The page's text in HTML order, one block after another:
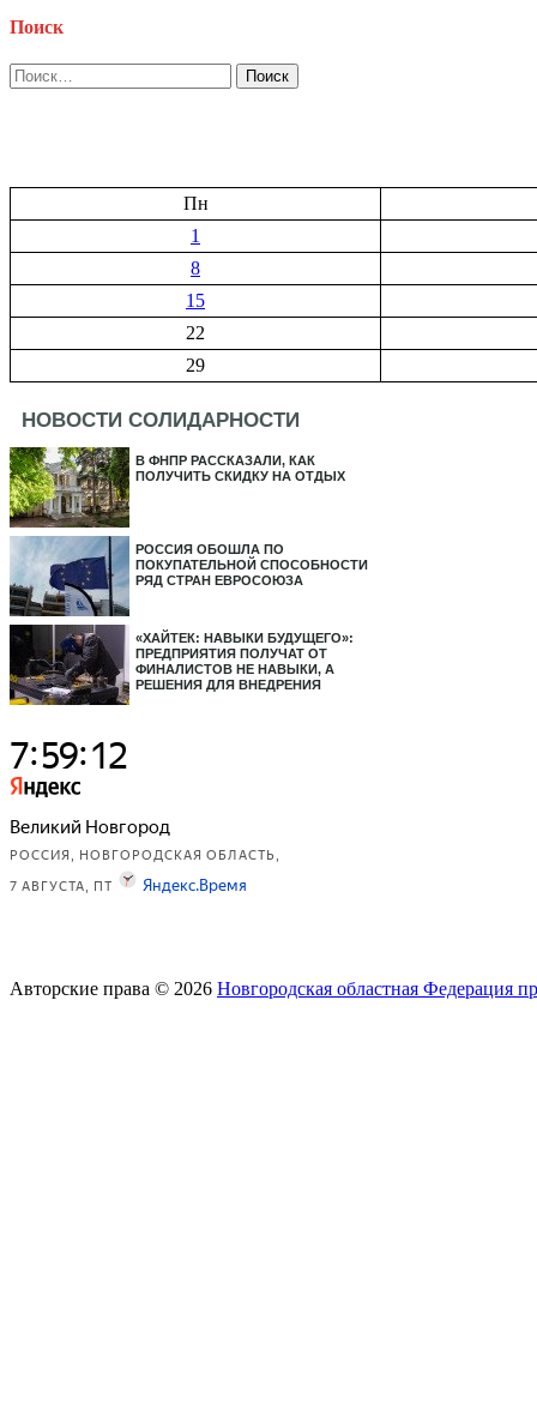
Поиск
Найти:
Пн
1
8
15
22
29
НОВОСТИ СОЛИДАРНОСТИ
В ФНПР РАССКАЗАЛИ, КАК
ПОЛУЧИТЬ СКИДКУ НА ОТДЫХ
РОССИЯ ОБОШЛА ПО
ПОКУПАТЕЛЬНОЙ СПОСОБНОСТИ
РЯД СТРАН ЕВРОСОЮЗА
«ХАЙТЕК: НАВЫКИ БУДУЩЕГО»:
ПРЕДПРИЯТИЯ ПОЛУЧАТ ОТ
ФИНАЛИСТОВ НЕ НАВЫКИ, А
РЕШЕНИЯ ДЛЯ ВНЕДРЕНИЯ
Авторские права © 2026 Новгородская областная Федерация